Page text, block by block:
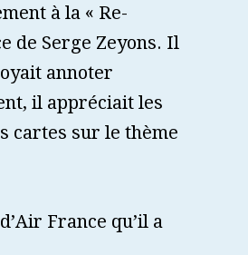
à la « Re-
de Serge Zeyons. Il
annoter
il appréciait les
cartes sur le thème
France qu’il a